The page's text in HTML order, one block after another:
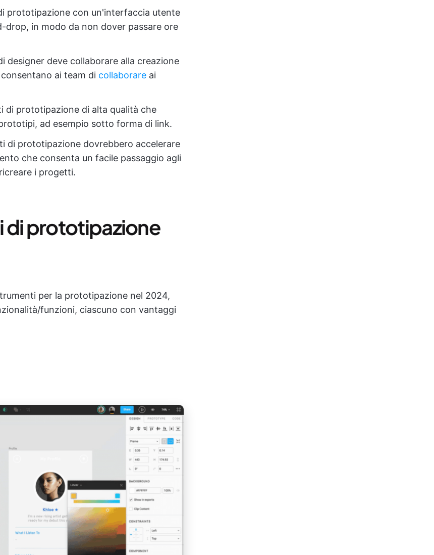
prototipazione con un'interfaccia utente
in modo da non dover passare ore
designer deve collaborare alla creazione
ai team di collaborare ai
di prototipazione di alta qualità che
ad esempio sotto forma di link.
di prototipazione dovrebbero accelerare
che consenta un facile passaggio agli
i progetti.
di prototipazione
per la prototipazione nel 2024,
funzioni, ciascuno con vantaggi